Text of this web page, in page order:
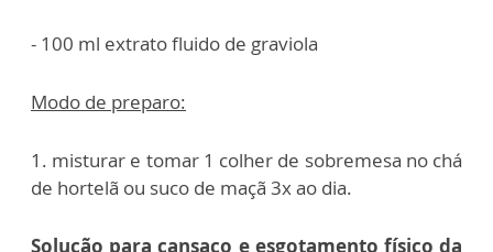
- 100 ml extrato fluido de graviola
Modo de preparo:
1. misturar e tomar 1 colher de sobremesa no chá
de hortelã ou suco de maçã 3x ao dia.
Solução para cansaço e esgotamento físico da